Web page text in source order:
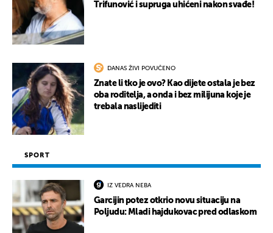
Trifunović i supruga uhićeni nakon svađe!
DANAS ŽIVI POVUČENO
Znate li tko je ovo? Kao dijete ostala je bez
oba roditelja, a onda i bez milijuna koje je
trebala naslijediti
SPORT
IZ VEDRA NEBA
Garcijin potez otkrio novu situaciju na
Poljudu: Mladi hajdukovac pred odlaskom
UKLJUČITE NOTIFIKACIJE